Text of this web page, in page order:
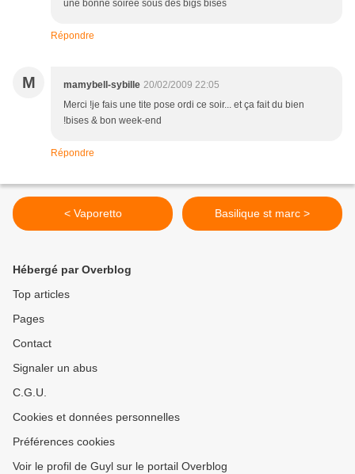
une bonne soirée sous des bigs bises
Répondre
M mamybell-sybille 20/02/2009 22:05
Merci !je fais une tite pose ordi ce soir... et ça fait du bien
!bises & bon week-end
Répondre
< Vaporetto Basilique st marc >
Hébergé par Overblog
Top articles
Pages
Contact
Signaler un abus
C.G.U.
Cookies et données personnelles
Préférences cookies
Voir le profil de Guyl sur le portail Overblog